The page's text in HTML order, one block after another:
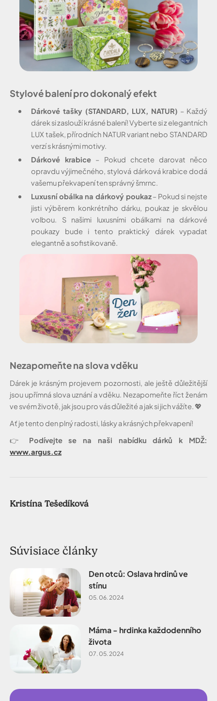
Stylové balení pro dokonalý efekt
Dárkové tašky (STANDARD, LUX, NATUR) – Každý
dárek si zaslouží krásné balení! Vyberte si z elegantních
LUX tašek, přírodních NATUR variant nebo STANDARD
verzí s krásnými motivy.
Dárkové krabice – Pokud chcete darovat něco
opravdu výjimečného, stylová dárková krabice dodá
vašemu překvapení ten správný šmrnc.
Luxusní obálka na dárkový poukaz– Pokud si nejste
jisti výběrem konkrétního dárku, poukaz je skvělou
volbou. S našimi luxusními obálkami na dárkové
poukazy bude i tento praktický dárek vypadat
elegantně a sofistikovaně.
Nezapomeňte na slova vděku
Dárek je krásným projevem pozornosti, ale ještě důležitější
jsou upřímná slova uznání a vděku. Nezapomeňte říct ženám
ve svém životě, jak jsou pro vás důležité a jak si jich vážíte. 💖
Ať je tento den plný radosti, lásky a krásných překvapení!
👉
Podívejte se na naši nabídku dárků k MDŽ:
www.argus.cz
Kristína Tešedíková
Súvisiace články
Den otců: Oslava hrdinů ve
stínu
05. 06. 2024
Máma - hrdinka každodenního
života
07. 05. 2024